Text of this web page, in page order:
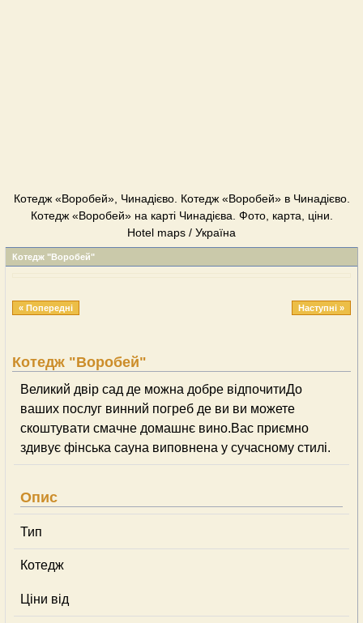
Котедж «Воробей», Чинадієво. Котедж «Воробей» в Чинадієво.
Котедж «Воробей» на карті Чинадієва. Фото, карта, ціни.
Hotel maps / Україна
Котедж "Воробей"
« Попередні Наступні »
Котедж "Воробей"
Великий двір сад де можна добре відпочитиДо
ваших послуг винний погреб де ви ви можете
скоштувати смачне домашнє вино.Вас приємно
здивує фінська сауна виповнена у сучасному стилі.
Опис
Тип
Котедж
Ціни від